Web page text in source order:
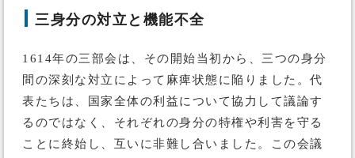
三身分の対立と機能不全
1614年の三部会は、その開始当初から、三つの身分
間の深刻な対立によって麻痺状態に陥りました。代
表たちは、国家全体の利益について協力して議論す
るのではなく、それぞれの身分の特権や利害を守る
ことに終始し、互いに非難し合いました。この会議